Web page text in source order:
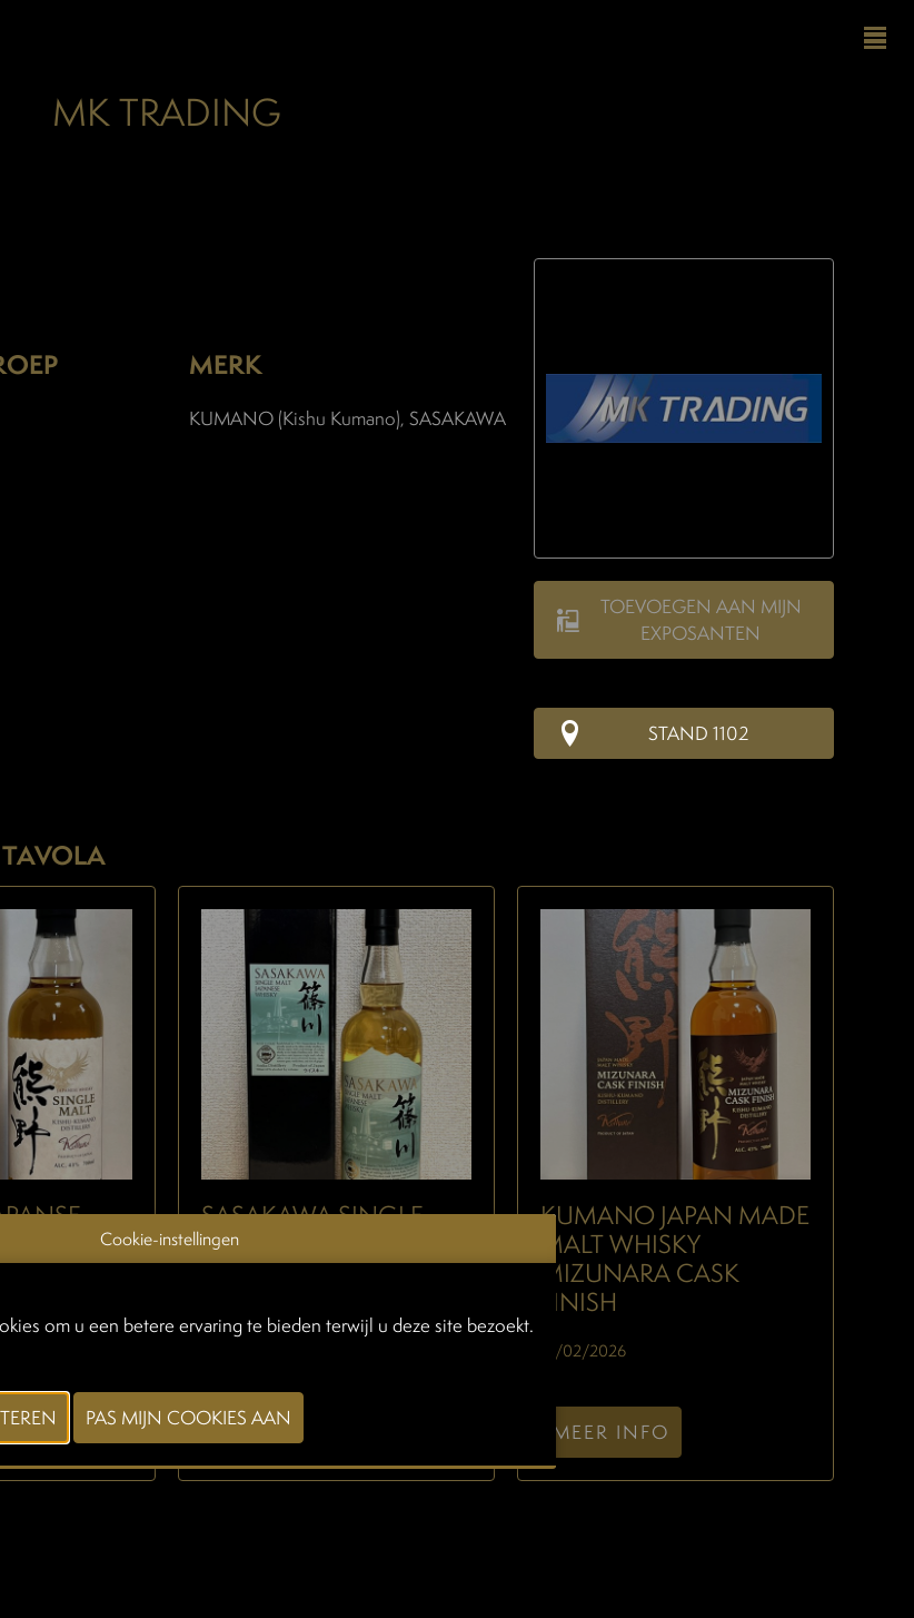
MK TRADING
TOEVOEGEN AAN MIJN
EXPOSANTEN
STAND 1102
MERK
KUMANO (Kishu Kumano), SASAKAWA
MALT
SASAKAWA SINGLE
MALT JAPANSE WHISKY
10/02/2026
MEER INFO
KUMANO JAPAN MADE
MALT WHISKY
MIZUNARA CASK
FINISH
10/02/2026
MEER INFO
Cookie-instellingen
om u een betere ervaring te bieden terwijl u deze site bezoekt.